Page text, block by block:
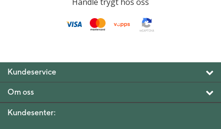
Kundeservice
Om oss
Kundesenter: